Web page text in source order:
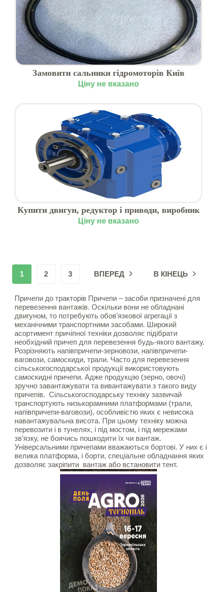
Замовити сальники гідромоторів Київ
Ціну не вказано
Купити двигун, редуктор і приводи, виробник
Motive, Харків
Ціну не вказано
1 2 3 ВПЕРЕД В КІНЕЦЬ
Причепи до тракторів Причепи – засоби призначені для
перевезення вантажів. Оскільки вони не обладнані
двигуном, то потребують обов’язкової агрегації з
механічними транспортними засобами. Широкий
асортимент причіпної техніки дозволяє підібрати
необхідний причеп для перевезення будь-якого вантажу.
Розрізняють напівпричепи-зерновози, напівпричепи-
ваговози, самоскиди, трали. Часто для перевезення
сільськогосподарської продукції використовують
самоскидні причепи. Адже продукцію (зерно, овочі)
зручно завантажувати та вивантажувати з такого виду
причепів. Сільськогосподарську техніку зазвичай
транспортують низькорамними платформами (трали,
напівпричепи-ваговози), особливістю яких є невисока
навантажувальна висота. При цьому техніку можна
перевозити і в тунелях, і під мостом, і під мережами
зв’язку, не боячись пошкодити їх чи вантаж.
Універсальними причепами вважаються бортові. У них є і
велика платформа, і борти, спеціальне обладнання яких
дозволяє закріпити вантаж або встановити тент.